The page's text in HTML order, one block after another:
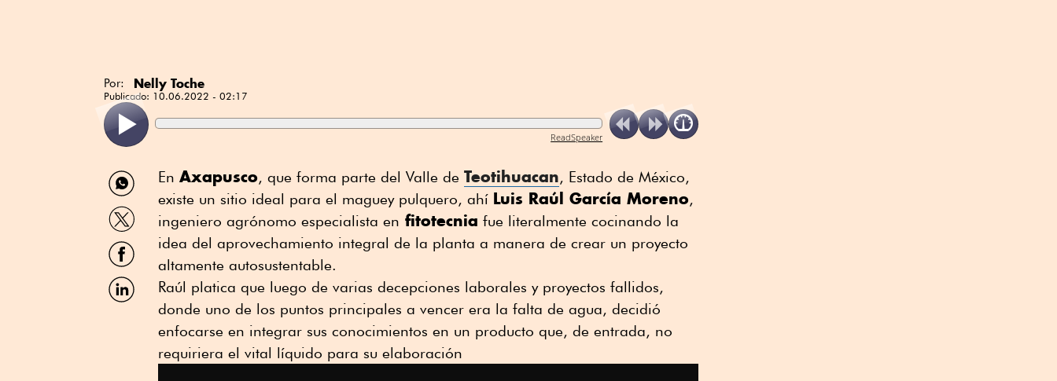
Por: Nelly Toche
Publicado: 10.06.2022 - 02:17
ReadSpeaker
Compartir
por
WhatsApp
Compartir
por
Twitter
Compartir
por
Facebook
Compartir
por
En Axapusco, que forma parte del Valle de Teotihuacan, Estado de México,
existe un sitio ideal para el maguey pulquero, ahí Luis Raúl García Moreno,
ingeniero agrónomo especialista en fitotecnia fue literalmente cocinando la
idea del aprovechamiento integral de la planta a manera de crear un proyecto
altamente autosustentable.
Raúl platica que luego de varias decepciones laborales y proyectos fallidos,
donde uno de los puntos principales a vencer era la falta de agua, decidió
enfocarse en integrar sus conocimientos en un producto que, de entrada, no
requiriera el vital líquido para su elaboración